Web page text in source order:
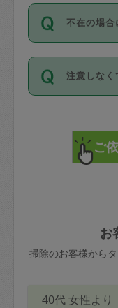
を依頼し
参考
【
写真を撮
詳細FAQ：
1. 直前キ
共通）
72時間を
料が発生
直前キャ
72時間前
依頼者不
金額の
合、水曜
「お試し
せんが、
とによっ
まず、条
みてくだ
その後、
不在の場合
不在の場
が必要で
ジさんと
てくださ
不在時に
きた場合
ご注意く
注意しなく
で、必ず
れて依頼
けてくだ
あわせて
利用しま
はあります
お
掃除のお客様から
40代 女性より